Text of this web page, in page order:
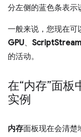
分左侧的蓝色条表示
一般来说，您现在可
GPU、
的活动。
在“内存”面板
实例
内存面板现在会清楚